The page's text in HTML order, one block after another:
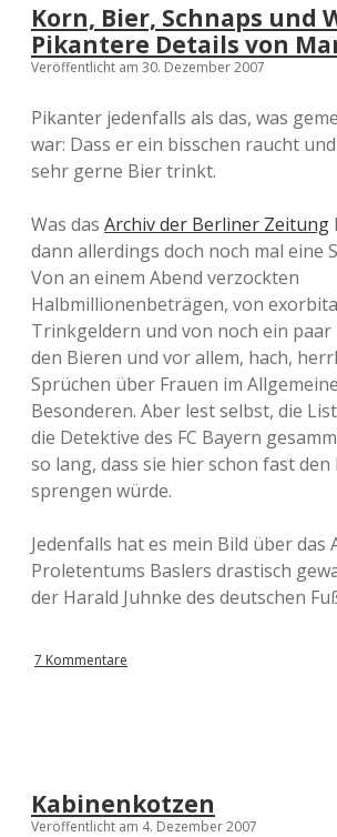
Korn, Bier, Schnaps und
Pikantere Details von
Veröffentlicht am 30. Dezember 2007
Pikanter jedenfalls als das, was
war: Dass er ein bisschen raucht
sehr gerne Bier trinkt.
Was das Archiv der Berliner Zeitung
dann allerdings doch noch mal eine
Von an einem Abend verzockten
Halbmillionenbeträgen, von
Trinkgeldern und von noch ein paar
den Bieren und vor allem, hach,
Sprüchen über Frauen im
Besonderen. Aber lest selbst, die
die Detektive des FC Bayern
so lang, dass sie hier schon fast den
sprengen würde.
Jedenfalls hat es mein Bild über das
Proletentums Baslers drastisch
der Harald Juhnke des deutschen
7 Kommentare
Kabinenkotzen
Veröffentlicht am 4. Dezember 2007